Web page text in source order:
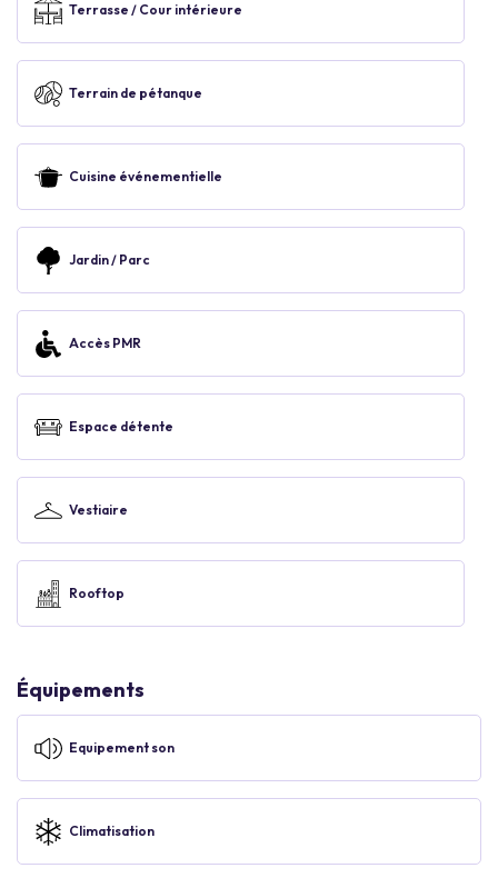
Terrasse / Cour intérieure
Terrain de pétanque
Cuisine événementielle
Jardin / Parc
Accès PMR
Espace détente
Vestiaire
Rooftop
Équipements
Equipement son
Climatisation